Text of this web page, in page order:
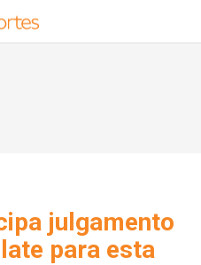
julgamento
para esta